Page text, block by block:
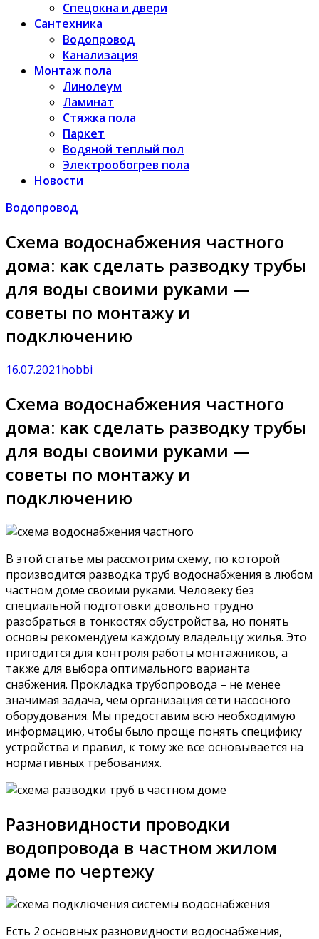
Спецокна и двери
Сантехника
Водопровод
Канализация
Монтаж пола
Линолеум
Ламинат
Стяжка пола
Паркет
Водяной теплый пол
Электрообогрев пола
Новости
Водопровод
Схема водоснабжения частного
дома: как сделать разводку трубы
для воды своими руками —
советы по монтажу и
подключению
16.07.2021hobbi
Схема водоснабжения частного
дома: как сделать разводку трубы
для воды своими руками —
советы по монтажу и
подключению
В этой статье мы рассмотрим схему, по которой
производится разводка труб водоснабжения в любом
частном доме своими руками. Человеку без
специальной подготовки довольно трудно
разобраться в тонкостях обустройства, но понять
основы рекомендуем каждому владельцу жилья. Это
пригодится для контроля работы монтажников, а
также для выбора оптимального варианта
снабжения. Прокладка трубопровода – не менее
значимая задача, чем организация сети насосного
оборудования. Мы предоставим всю необходимую
информацию, чтобы было проще понять специфику
устройства и правил, к тому же все основывается на
нормативных требованиях.
Разновидности проводки
водопровода в частном жилом
доме по чертежу
Есть 2 основных разновидности водоснабжения,